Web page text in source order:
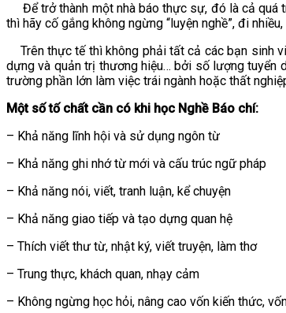
Để trở thành một nhà báo thực sự, đó là cả quá
thì hãy cố gắng không ngừng “luyện nghề”, đi
Trên thực tế thì không phải tất cả các bạn sinh
dựng và quản trị thương hiệu… bởi số lượng tuyển
trường phần lớn làm việc trái ngành hoặc thất
Một số tố chất cần có khi học Nghề Báo chí:
– Khả năng lĩnh hội và sử dụng ngôn từ
– Khả năng ghi nhớ từ mới và cấu trúc ngữ pháp
– Khả năng nói, viết, tranh luận, kể chuyện
– Khả năng giao tiếp và tạo dựng quan hệ
– Thích viết thư từ, nhật ký, viết truyện, làm thơ
– Trung thực, khách quan, nhạy cảm
– Không ngừng học hỏi, nâng cao vốn kiến thức,